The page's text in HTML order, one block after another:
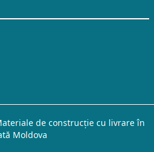
de construcție cu livrare în
Moldova